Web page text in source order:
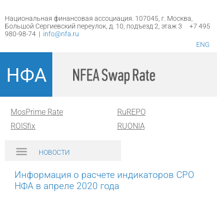
Национальная финансовая ассоциация. 107045, г. Москва,
Большой Сергиевский переулок, д. 10, подъезд 2, этаж 3 +7 495
980-98-74 | info@nfa.ru
НФА
ENG
MosPrime Rate
ROISfix
RuREPO
RUONIA
НОВОСТИ
Информация о расчете индикаторов СРО
НФА в апреле 2020 года